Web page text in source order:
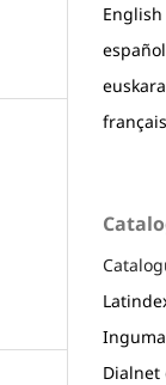
English
español
euskara
français
Inguma
Dialnet